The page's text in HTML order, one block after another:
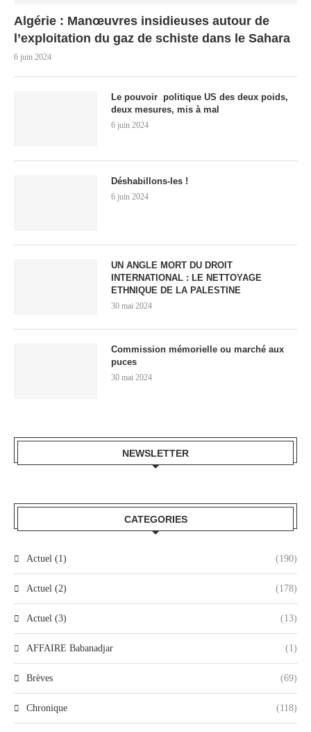
Algérie : Manœuvres insidieuses autour de
l’exploitation du gaz de schiste dans le Sahara
6 juin 2024
Le pouvoir politique US des deux poids,
deux mesures, mis à mal
6 juin 2024
Déshabillons-les !
6 juin 2024
UN ANGLE MORT DU DROIT
INTERNATIONAL : LE NETTOYAGE
ETHNIQUE DE LA PALESTINE
30 mai 2024
Commission mémorielle ou marché aux
puces
30 mai 2024
NEWSLETTER
CATEGORIES
Actuel (1) (190)
Actuel (2) (178)
Actuel (3) (13)
AFFAIRE Babanadjar (1)
Brèves (69)
Chronique (118)